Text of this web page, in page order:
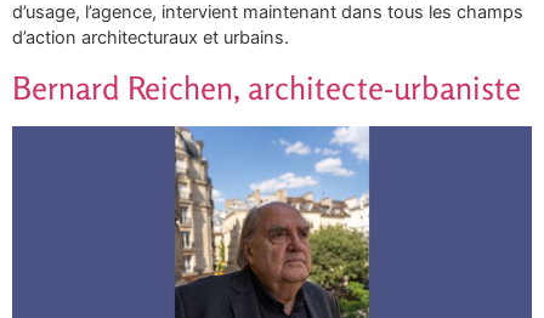
d’usage, l’agence, intervient maintenant dans tous les champs
d’action architecturaux et urbains.
Bernard Reichen, architecte-urbaniste